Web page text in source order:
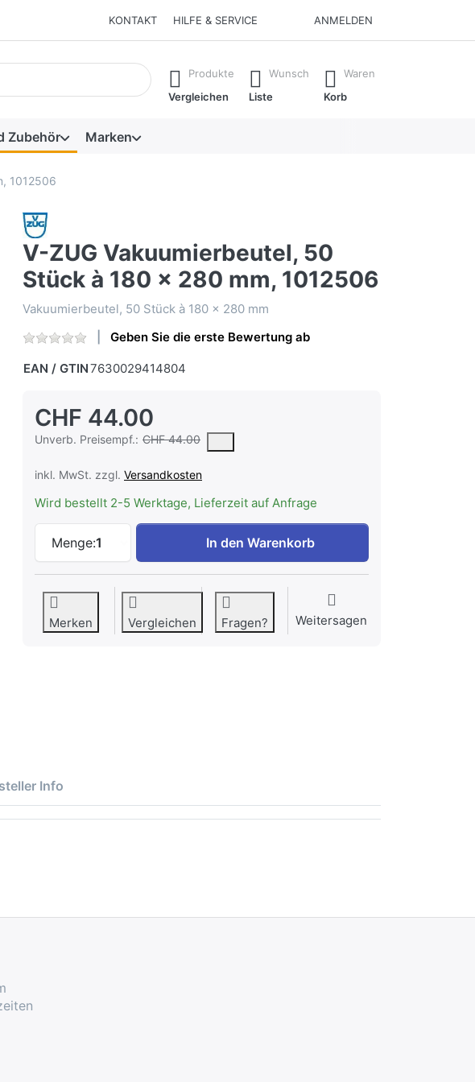
KONTAKT HILFE & SERVICE ANMELDEN
automatisch erste Ergebnisse. Drücken Sie die Eingabetaste, um alle
Produkte
Vergleichen
Wunsch
Liste
Waren
Korb
Zubehör Marken
1012506
V-ZUG Vakuumierbeutel, 50
Stück à 180 x 280 mm, 1012506
Vakuumierbeutel, 50 Stück à 180 x 280 mm
Geben Sie die erste Bewertung ab
EAN / GTIN7630029414804
CHF 44.00
Unverb. Preisempf.: CHF 44.00
Die UVP ist der vorgeschlagene oder empfohlene Verkaufspreis eines Produkts,
inkl. MwSt. zzgl. Versandkosten
Wird bestellt 2-5 Werktage, Lieferzeit auf Anfrage
Menge:1
V-ZUG Vakuumierbeutel, 50 Stück à 180 x 280 mm,
In den Warenkorb
Merken Vergleichen Fragen? Weitersagen
Info